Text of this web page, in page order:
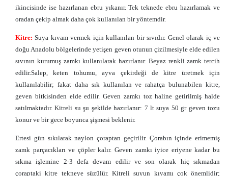
ikincisinde ise hazırlanan ebru yıkanır. Tek teknede ebru hazırlamak ve
oradan çekip almak daha çok kullanılan bir yöntemdir.
Kitre: Suya kıvam vermek için kullanılan bir sıvıdır. Genel olarak iç ve
doğu Anadolu bölgelerinde yetişen geven otunun çizilmesiyle elde edilen
sıvının kurumuş zamkı kullanılarak hazırlanır. Beyaz renkli zamk tercih
edilir.Salep, keten tohumu, ayva çekirdeği de kitre üretmek için
kullanılabilir; fakat daha sık kullanılan ve rahatça bulunabilen kitre,
geven bitkisinden elde edilir. Geven zamkı toz haline getirilmiş halde
satılmaktadır. Kitreli su şu şekilde hazırlanır: 7 lt suya 50 gr geven tozu
konur ve bir gece boyunca şişmesi beklenir.
Ertesi gün sıkılarak naylon çoraptan geçirilir. Çorabın içinde erimemiş
zamk parçacıkları ve çöpler kalır. Geven zamkı iyice eriyene kadar bu
sıkma işlemine 2-3 defa devam edilir ve son olarak hiç sıkmadan
çoraptaki kitre tekneye süzülür. Kitreli suyun kıvamı çok önemlidir;